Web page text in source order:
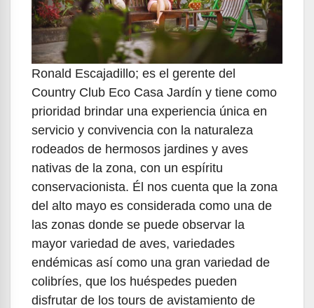
Ronald Escajadillo; es el gerente del
Country Club Eco Casa Jardín y tiene como
prioridad brindar una experiencia única en
servicio y convivencia con la naturaleza
rodeados de hermosos jardines y aves
nativas de la zona, con un espíritu
conservacionista. Él nos cuenta que la zona
del alto mayo es considerada como una de
las zonas donde se puede observar la
mayor variedad de aves, variedades
endémicas así como una gran variedad de
colibríes, que los huéspedes pueden
disfrutar de los tours de avistamiento de